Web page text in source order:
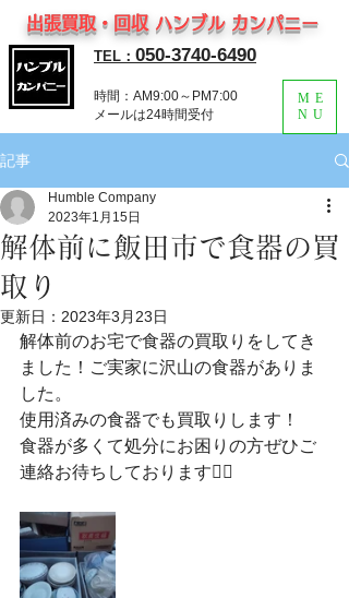
TEL： 050-3740-6490
出張買取・回収 ハンブル カンパニー
ME
NU
時間：AM9:00～PM7:00
​メールは24時間受付
記事
解体前に飯田市で食器の買
取り
Humble Company
2023年1月15日
更新日： 2023年3月23日
解体前のお宅で食器の買取りをしてき
ました！ご実家に沢山の食器がありま
した。
使用済みの食器でも買取りします！
食器が多くて処分にお困りの方ぜひご
連絡お待ちしております🙇‍♂️